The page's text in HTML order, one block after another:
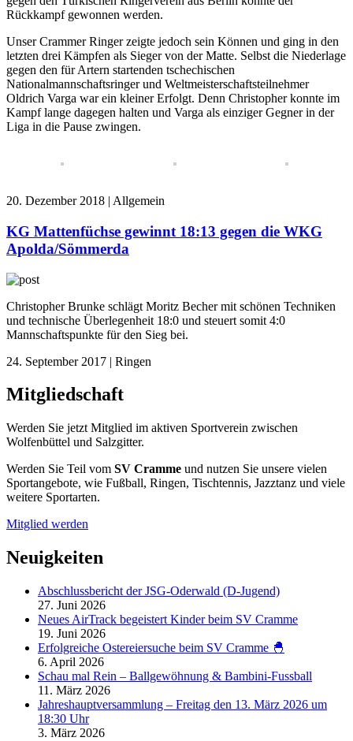
Rückkampf gewonnen werden.
Unser Crammer Ringer zeigte jedoch sein Können und ging in den
letzten drei Kämpfen als Sieger von der Matte. Selbst die Niederlage
gegen den für Artern startenden tschechischen
Nationalmannschaftsringer und Weltmeisterschaftsteilnehmer
Oldrich Varga war ein kleiner Erfolgt. Denn Christopher konnte im
Kampf lange dagegen halten und Varga als einziger Gegner in der
Liga in die Pause zwingen.
20. Dezember 2018 | Allgemein
KG Mattenfüchse gewinnt 18:13 gegen die WKG
Apolda/Sömmerda
Christopher Brunke schlägt Moritz Becher mit schönen Techniken
und technische Überlegenheit 18:0 und steuert somit 4:0
Mannschaftspunkte für den Sieg bei.
24. September 2017 | Ringen
Mitgliedschaft
Werden Sie jetzt Mitglied im aktiven Sportverein zwischen
Wolfenbüttel und Salzgitter.
Werden Sie Teil vom SV Cramme und nutzen Sie unsere vielen
Sportangebote, wie Fußball, Ringen, Tischtennis, Jazztanz und viele
weitere Sportarten.
Mitglied werden
Neuigkeiten
Abschlussbericht der JSG-Oderwald (D-Jugend)
27. Juni 2026
Neues AirTrack begeistert Kinder beim SV Cramme
19. Juni 2026
Erfolgreiche Ostereiersuche beim SV Cramme 🐣
6. April 2026
Schau mal Rein – Ballgewöhnung & Bambini-Fussball
11. März 2026
Jahreshauptversammlung – Freitag den 13. März 2026 um
18:30 Uhr
3. März 2026